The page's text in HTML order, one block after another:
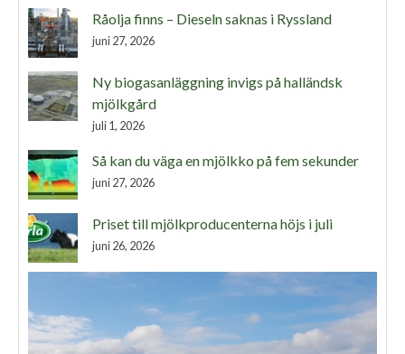
Råolja finns – Dieseln saknas i Ryssland
juni 27, 2026
Ny biogasanläggning invigs på halländsk
mjölkgård
juli 1, 2026
Så kan du väga en mjölkko på fem sekunder
juni 27, 2026
Priset till mjölkproducenterna höjs i juli
juni 26, 2026